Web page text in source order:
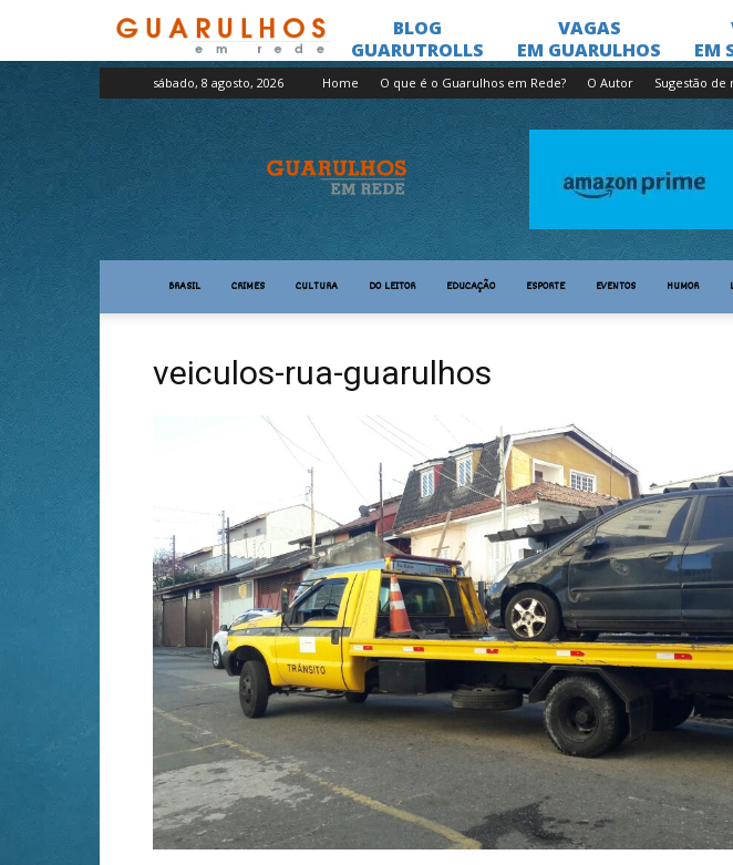
sábado, 8 agosto, 2026 Home O que é o Guarulhos em Rede? O Autor Sugestão de
Guarulhos
em
Rede
BRASIL CRIMES CULTURA DO LEITOR EDUCAÇÃO ESPORTE EVENTOS HUMOR
veiculos-rua-guarulhos